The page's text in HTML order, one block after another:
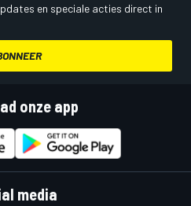
en speciale acties direct in
onze app
media